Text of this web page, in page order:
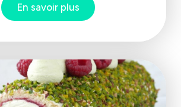
En savoir plus